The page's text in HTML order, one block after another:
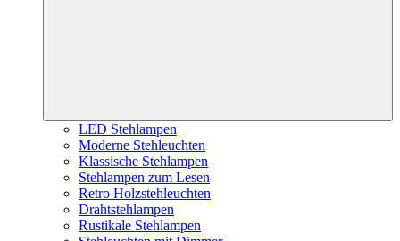
LED Stehlampen
Moderne Stehleuchten
Klassische Stehlampen
Stehlampen zum Lesen
Retro Holzstehleuchten
Drahtstehlampen
Rustikale Stehlampen